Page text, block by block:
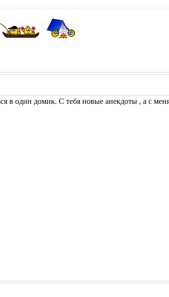
в один домик. С тебя новые анекдоты , а с